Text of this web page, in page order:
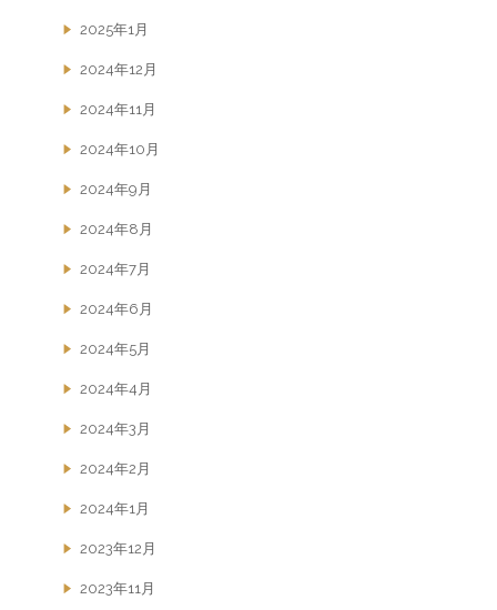
2025年1月
2024年12月
2024年11月
2024年10月
2024年9月
2024年8月
2024年7月
2024年6月
2024年5月
2024年4月
2024年3月
2024年2月
2024年1月
2023年12月
2023年11月